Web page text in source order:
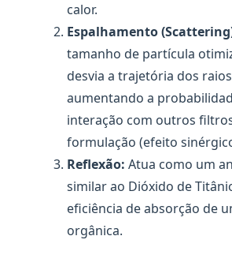
calor.
Espalhamento
tamanho de partícula
desvia a trajetória dos raios
aumentando a
interação com outros
formulação (efeito
Reflexão: Atua como um
similar ao Dióxido de
eficiência de absorção de
orgânica.